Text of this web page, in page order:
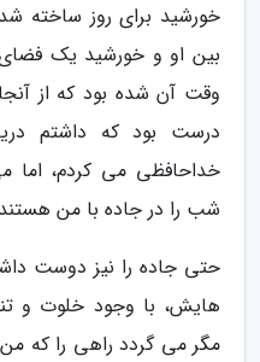
خورشید برای روز ساخته
بین او و خورشید یک
وقت آن شده بود که از
درست بود که داشتم
خداحافظی می کردم، اما
شب را در جاده با من
حتی جاده را نیز دوست
هایش، با وجود خلوت و
مگر می گردد راهی را که